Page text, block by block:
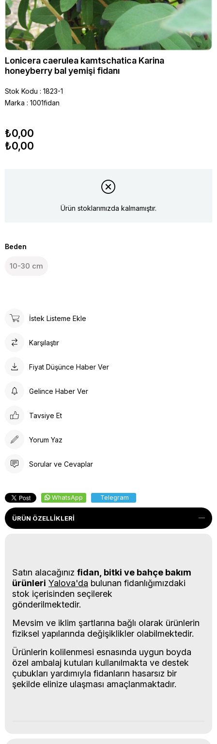
Lonicera caerulea kamtschatica Karina
honeyberry bal yemişi fidanı
Stok Kodu
1823-1
Marka : 1001fidan
₺0,00
₺0,00
Ürün stoklarımızda kalmamıştır.
Beden
10-30 cm
İstek Listeme Ekle
Karşılaştır
Fiyat Düşünce Haber Ver
Gelince Haber Ver
Tavsiye Et
Yorum Yaz
Sorular ve Cevaplar
WhatsApp Telegram
ÜRÜN ÖZELLIKLERI
Satın alacağınız fidan, bitki ve bahçe bakım
ürünleri Yalova'da bulunan fidanlığımızdaki
stok içerisinden seçilerek
gönderilmektedir.
Mevsim ve iklim şartlarına bağlı olarak ürünlerin
fiziksel yapılarında değişiklikler olabilmektedir.
Ürünlerin kolilenmesi esnasında uygun boyda
özel ambalaj kutuları kullanılmakta ve destek
çubukları yardımıyla fidanların hasarsız bir
şekilde elinize ulaşması amaçlanmaktadır.